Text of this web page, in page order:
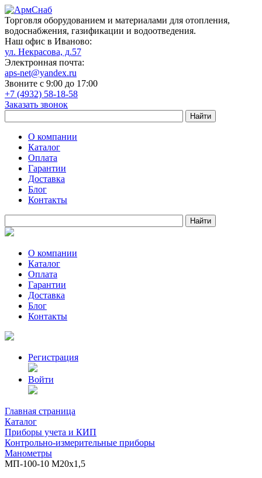
Торговля оборудованием и материалами для отопления,
водоснабжения, газификации и водоотведения.
Наш офис в Иваново:
ул. Некрасова, д.57
Электронная почта:
aps-net@yandex.ru
Звоните с 9:00 до 17:00
+7 (4932) 58-18-58
Заказать звонок
О компании
Каталог
Оплата
Гарантии
Доставка
Блог
Контакты
О компании
Каталог
Оплата
Гарантии
Доставка
Блог
Контакты
Регистрация
Войти
Главная страница
Каталог
Приборы учета и КИП
Контрольно-измерительные приборы
Манометры
МП-100-10 М20х1,5